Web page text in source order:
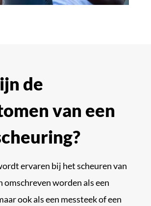
de
van een
ervaren bij het scheuren van
omschreven worden als een
ook als een messteek of een